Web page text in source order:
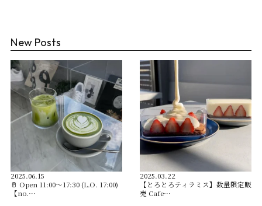
New Posts
2025.06.15
🥛 Open︎ 11:00〜17:30 (L.O. 17:00)
【no.…
2025.03.22
【とろとろティラミス】数量限定販
売 Cafe…